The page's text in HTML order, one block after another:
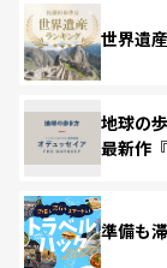
世界遺
地球の
最新作
準備も